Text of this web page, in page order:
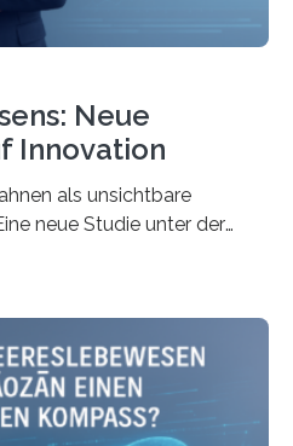
Neue
Innovation
als unsichtbare
neue Studie unter der
Universität Bremen –
und den globalen
Die Überblicksstudie
ist in Communications Earth
Die Studie fasst bestehende